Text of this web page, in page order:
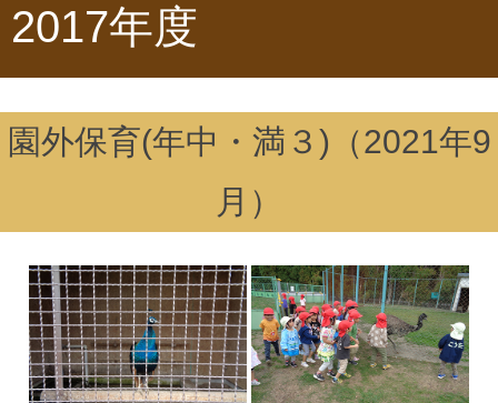
2017年度
園外保育(年中・満３)（2021年9
月）